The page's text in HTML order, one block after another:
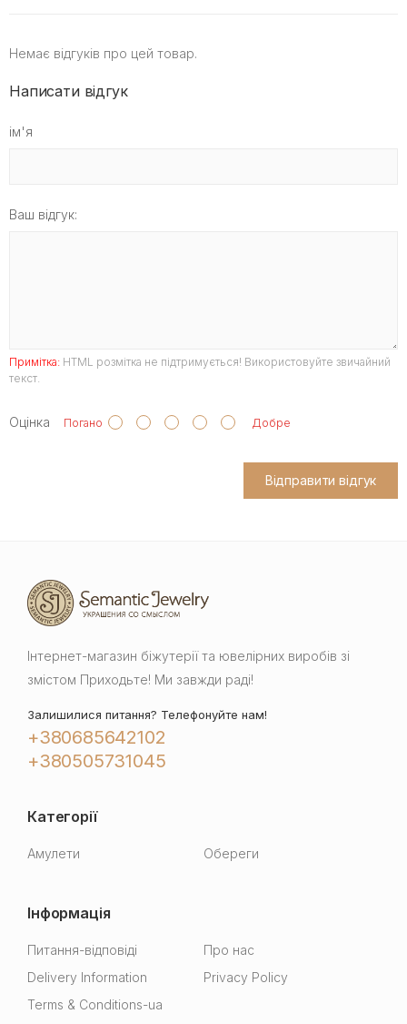
Немає відгуків про цей товар.
Написати відгук
ім'я
Ваш відгук:
Примітка: HTML розмітка не підтримується! Використовуйте звичайний
текст.
Оцінка Погано Добре
Відправити відгук
Інтернет-магазин біжутерії та ювелірних виробів зі
змістом Приходьте! Ми завжди раді!
Залишилися питання? Телефонуйте нам!
+380685642102
+380505731045
Категорії
Амулети Обереги
Інформація
Питання-відповіді
Про нас
Delivery Information
Privacy Policy
Terms & Conditions-ua